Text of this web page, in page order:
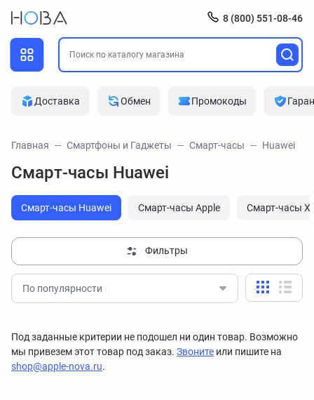
8 (800) 551-08-46
Доставка Обмен Промокоды
Главная Смартфоны и Гаджеты Смарт-часы Huawei
Смарт-часы Huawei
Смарт-часы Huawei Смарт-часы Apple Смарт-часы
Фильтры
По популярности
Под заданные критерии не подошел ни один товар. Возможно
мы привезем этот товар под заказ. Звоните или пишите на
shop@apple-nova.ru.